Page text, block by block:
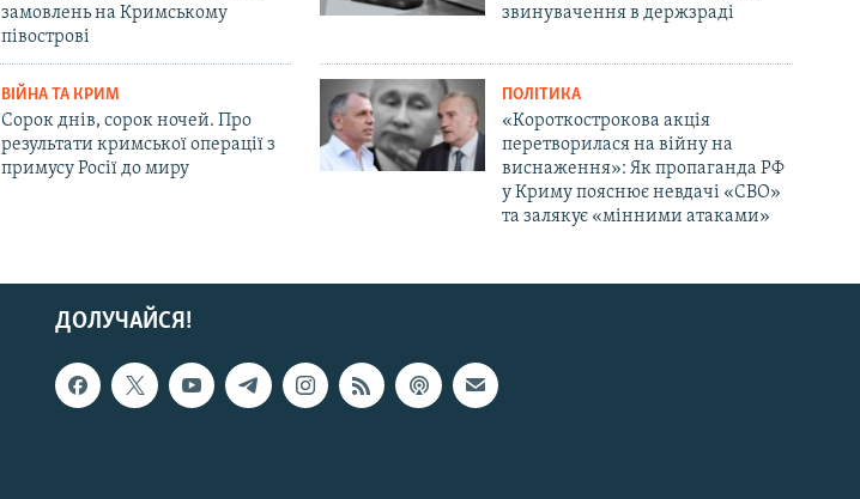
замовлень на Кримському
півострові
звинувачення в держзраді
ВІЙНА ТА КРИМ
Сорок днів, сорок ночей. Про
результати кримської операції з
примусу Росії до миру
ПОЛІТИКА
«Короткострокова акція
перетворилася на війну на
виснаження»: Як пропаганда РФ
у Криму пояснює невдачі «СВО»
та залякує «мінними атаками»
ДОЛУЧАЙСЯ!